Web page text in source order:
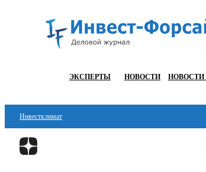
ЭКСПЕРТЫ НОВОСТИ НОВОСТИ
Инвестклимат
Финансы